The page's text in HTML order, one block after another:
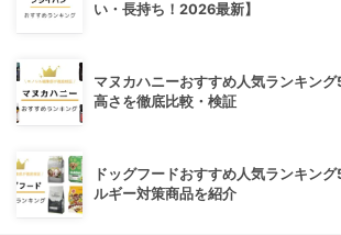
い・長持ち！2026最新】
マヌカハニーおすすめ人気ランキン
高さを徹底比較・検証
ドッグフードおすすめ人気ランキン
ルギー対策商品を紹介